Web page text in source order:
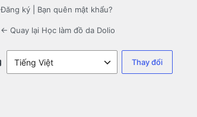
Đăng ký Bạn quên mật khẩu?
← Quay lại Học làm đồ da Dolio
Ngôn
ngữ